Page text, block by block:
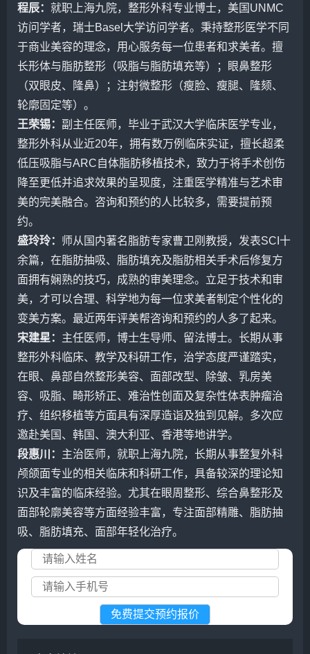
程辰： 就职上海九院，整形外科专业博士，美国UNMC
访问学者，瑞士Basel大学访问学者。秉持整形医学不同
于商业美容的理念，用心服务每一位患者和求美者。擅
长形体与脂肪整形（吸脂与脂肪填充等）；眼鼻整形
（双眼皮、隆鼻）；注射微整形（瘦脸、瘦腿、隆颏、
轮廓固定等）。
王荣锡： 副主任医师，毕业于武汉大学临床医学专业，
整形外科从业近20年，拥有数万例临床实证，擅长超柔
低压吸脂与ARC自体脂肪移植技术，致力于将手术创伤
降至更低并追求效果的呈现度，注重医学精准与艺术审
美的完美融合。咨询和预约的人比较多，需要提前预
约。
盛玲玲： 师从国内著名脂肪专家曹卫刚教授，发表SCI十
余篇，在脂肪抽吸、脂肪填充及脂肪相关手术后修复方
面拥有娴熟的技巧，成熟的审美理念。立足于技术和审
美，才可以合理、科学地为每一位求美者制定个性化的
变美方案。最近两年评美帮咨询和预约的人多了起来。
宋建星 ： 主任医师，博士生导师、留法博士。长期从事
整形外科临床、教学及科研工作，治学态度严谨踏实，
在眼、鼻部自然整形美容、面部改型、除皱、乳房美
容、吸脂、畸形矫正、难治性创面及复杂性体表肿瘤治
疗、组织移植等方面具有深厚造诣及独到见解。多次应
邀赴美国、韩国、澳大利亚、香港等地讲学。
段惠川： 主治医师，就职上海九院，长期从事整复外科
颅颌面专业的相关临床和科研工作，具备较深的理论知
识及丰富的临床经验。尤其在眼周整形、综合鼻整形及
面部轮廓美容等方面经验丰富，专注面部精雕、脂肪抽
吸、脂肪填充、面部年轻化治疗。